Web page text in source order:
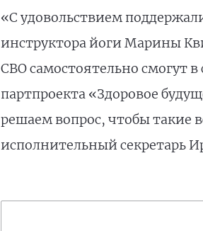
«С удовольствием
инструктора йоги Марины
СВО самостоятельно смогут
партпроекта «Здоровое
решаем вопрос, чтобы такие
исполнительный секретарь